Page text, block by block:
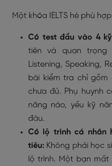
Một khóa IELTS hè phù
Có test đầu vào 4
tiên và quan trọng
Listening, Speaking,
bài kiểm tra chỉ
chưa đủ. Phụ huynh
năng nào, yếu kỹ
đâu.
Có lộ trình cá nhân
tiêu: Không phải học
lộ trình. Một bạn